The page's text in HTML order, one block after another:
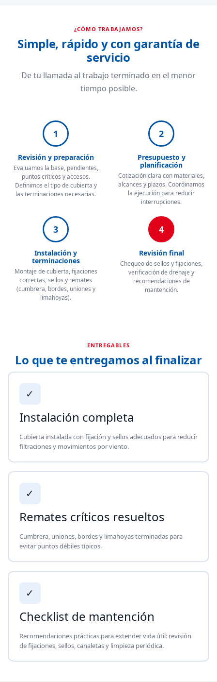
¿CÓMO TRABAJAMOS?
Simple, rápido y con garantía de
servicio
De tu llamada al trabajo terminado en el menor
tiempo posible.
1
Revisión y preparación
Evaluamos la base, pendientes,
puntos críticos y accesos.
Definimos el tipo de cubierta y
las terminaciones necesarias.
2
Presupuesto y
planificación
Cotización clara con materiales,
alcances y plazos. Coordinamos
la ejecución para reducir
interrupciones.
3
Instalación y
terminaciones
Montaje de cubierta, fijaciones
correctas, sellos y remates
(cumbrera, bordes, uniones y
limahoyas).
4
Revisión final
Chequeo de sellos y fijaciones,
verificación de drenaje y
recomendaciones de
mantención.
ENTREGABLES
Lo que te entregamos al finalizar
✓
Instalación completa
Cubierta instalada con fijación y sellos adecuados para reducir
filtraciones y movimientos por viento.
✓
Remates críticos resueltos
Cumbrera, uniones, bordes y limahoyas terminadas para
evitar puntos débiles típicos.
✓
Checklist de mantención
Recomendaciones prácticas para extender vida útil: revisión
de fijaciones, sellos, canaletas y limpieza periódica.